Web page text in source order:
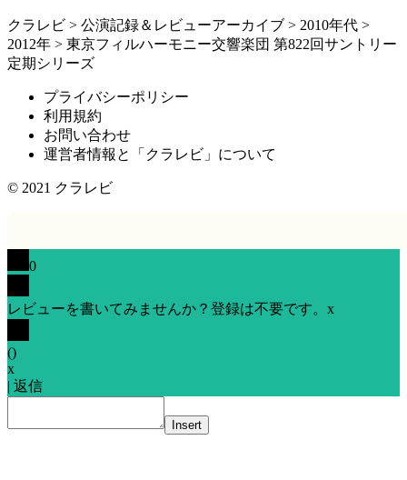
クラレビ > 公演記録＆レビューアーカイブ > 2010年代 >
2012年 > 東京フィルハーモニー交響楽団 第822回サントリー
定期シリーズ
プライバシーポリシー
利用規約
お問い合わせ
運営者情報と「クラレビ」について
© 2021 クラレビ
0
レビューを書いてみませんか？登録は不要です。 x
()
x
| 返信
Insert